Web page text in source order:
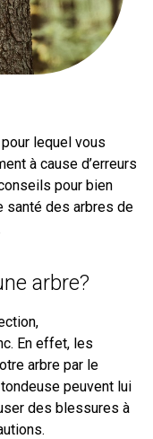
lequel vous
à cause d’erreurs
pour bien
santé des arbres de
arbre?
En effet, les
arbre par le
peuvent lui
des blessures à